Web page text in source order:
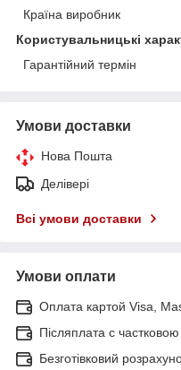
Країна виробник
Користувальницькі
Гарантійний термін
Умови доставки
Нова Пошта
Делівері
Всі умови доставки
Умови оплати
Оплата картой Visa,
Післяплата c
Безготівковий